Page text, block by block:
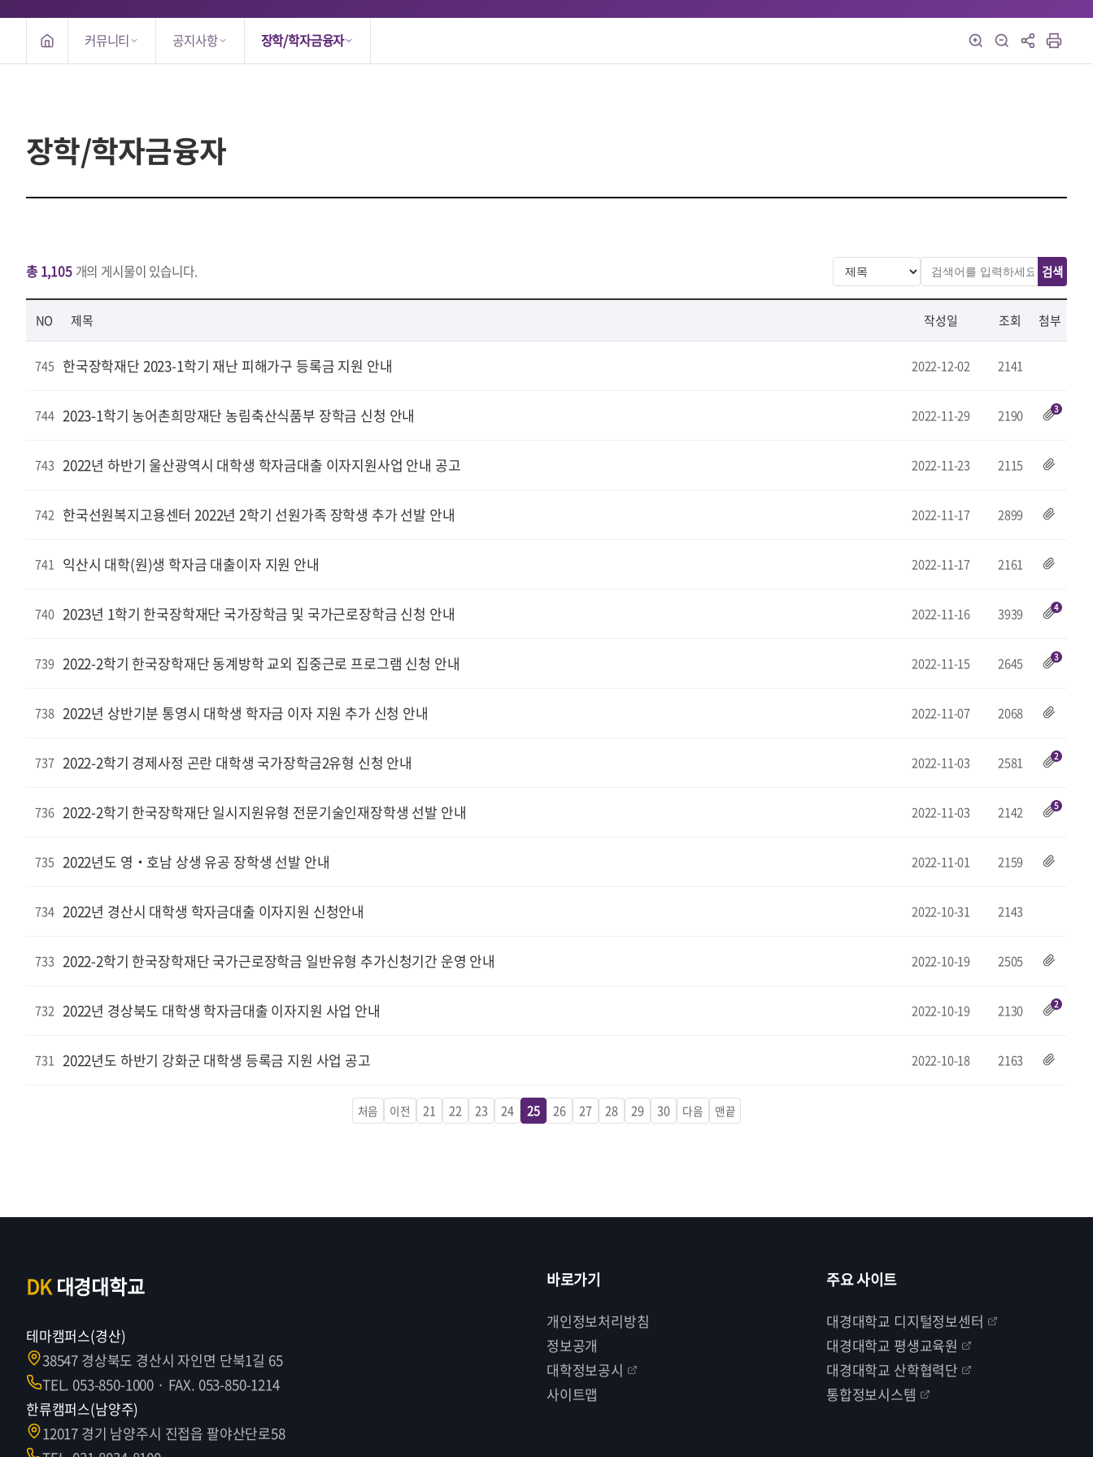
커뮤니티 공지사항 장학/학자금융자
장학/학자금융자
총 1,105개의 게시물이 있습니다. 검색
NO 제목 작성일 조회 첨부
745 한국장학재단 2023-1학기 재난 피해가구 등록금 지원 안내 2022-12-02 2141
744 2023-1학기 농어촌희망재단 농림축산식품부 장학금 신청 안내 2022-11-29 2190 3
743 2022년 하반기 울산광역시 대학생 학자금대출 이자지원사업 안내 공고 2022-11-23 2115
742 한국선원복지고용센터 2022년 2학기 선원가족 장학생 추가 선발 안내 2022-11-17 2899
741 익산시 대학(원)생 학자금 대출이자 지원 안내 2022-11-17 2161
740 2023년 1학기 한국장학재단 국가장학금 및 국가근로장학금 신청 안내 2022-11-16 3939 4
739 2022-2학기 한국장학재단 동계방학 교외 집중근로 프로그램 신청 안내 2022-11-15 2645 3
738 2022년 상반기분 통영시 대학생 학자금 이자 지원 추가 신청 안내 2022-11-07 2068
737 2022-2학기 경제사정 곤란 대학생 국가장학금2유형 신청 안내 2022-11-03 2581 2
736 2022-2학기 한국장학재단 일시지원유형 전문기술인재장학생 선발 안내 2022-11-03 2142 5
735 2022년도 영‧호남 상생 유공 장학생 선발 안내 2022-11-01 2159
734 2022년 경산시 대학생 학자금대출 이자지원 신청안내 2022-10-31 2143
733 2022-2학기 한국장학재단 국가근로장학금 일반유형 추가신청기간 운영 안내 2022-10-19 2505
732 2022년 경상북도 대학생 학자금대출 이자지원 사업 안내 2022-10-19 2130 2
731 2022년도 하반기 강화군 대학생 등록금 지원 사업 공고 2022-10-18 2163
처음 이전 21 22 23 24 25 26 27 28 29 30 다음 맨끝
DK대경대학교
테마캠퍼스(경산)
38547 경상북도 경산시 자인면 단북1길 65
TEL. 053-850-1000 · FAX. 053-850-1214
한류캠퍼스(남양주)
12017 경기 남양주시 진접읍 팔야산단로58
바로가기
개인정보처리방침
정보공개
대학정보공시
사이트맵
주요 사이트
대경대학교 디지털정보센터
대경대학교 평생교육원
대경대학교 산학협력단
통합정보시스템